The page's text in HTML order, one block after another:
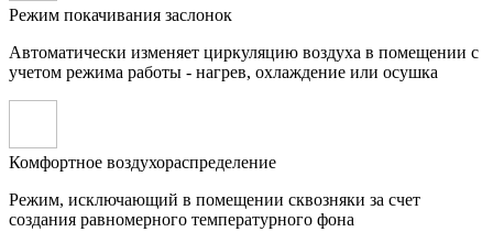
Режим покачивания заслонок
Автоматически изменяет циркуляцию воздуха в помещении с
учетом режима работы - нагрев, охлаждение или осушка
Комфортное воздухораспределение
Режим, исключающий в помещении сквозняки за счет
создания равномерного температурного фона